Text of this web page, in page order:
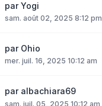
parYogi
sam. août 02, 2025 8:12 pm
par Ohio
mer. juil. 16, 2025 10:12 am
par albachiara69
sam. juil. 05, 2025 10:12 am